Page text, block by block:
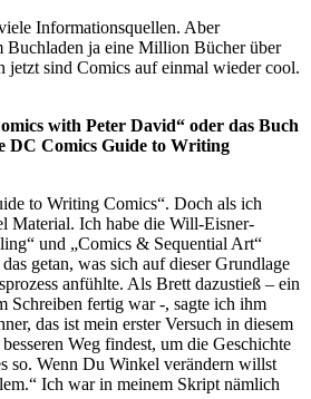
Informationsquellen. Aber
ja eine Million Bücher über
jetzt sind Comics auf einmal wieder cool.
with Peter David“ oder das Buch
DC Comics Guide to Writing
to Writing Comics“. Doch als ich
Material. Ich habe die Will-Eisner-
und „Comics & Sequential Art“
getan, was sich auf dieser Grundlage
anfühlte. Als Brett dazustieß – ein
Schreiben fertig war -, sagte ich ihm
das ist mein erster Versuch in diesem
Weg findest, um die Geschichte
so. Wenn Du Winkel verändern willst
Ich war in meinem Skript nämlich